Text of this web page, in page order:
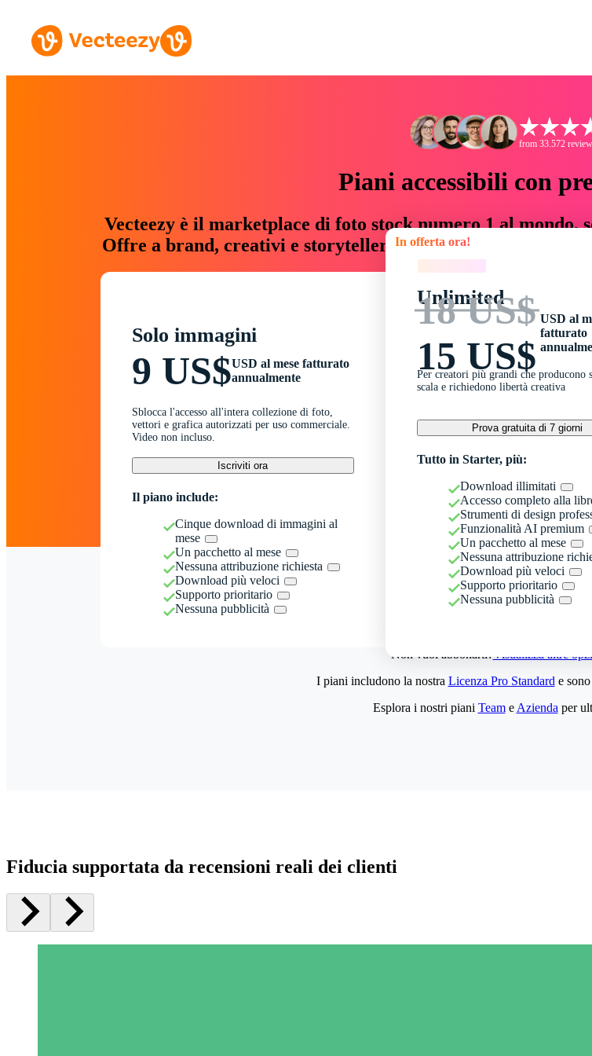
from 33.572
Piani accessibili con
Vecteezy è il marketplace di foto stock numero 1 al
Offre a brand, creativi e storyteller risorse creative che
Solo immagini
9 US$USD al mese fatturato
annualmente
Sblocca l'accesso all'intera collezione di foto,
vettori e grafica autorizzati per uso commerciale.
Video non incluso.
Iscriviti ora
Il piano include:
Cinque download di immagini al
mese
Un pacchetto al mese
Nessuna attribuzione richiesta
Download più veloci
Supporto prioritario
Nessuna pubblicità
In offerta ora!
Unlimited
18 US$
15 US$
USD al
fatturato
Per creatori più grandi che producono
scala e richiedono libertà creativa
Prova gratuita di 7 giorni
Tutto in Starter, più:
Download illimitati
Accesso completo alla
Strumenti di design
Funzionalità AI premium
Un pacchetto al mese
Nessuna attribuzione
Download più veloci
Supporto prioritario
Nessuna pubblicità
Non vuoi abbonarti?Visualizza altre
I piani includono la nostra Licenza Pro Standard e
Esplora i nostri piani Teame Azienda per
Fiducia supportata da recensioni reali dei clienti